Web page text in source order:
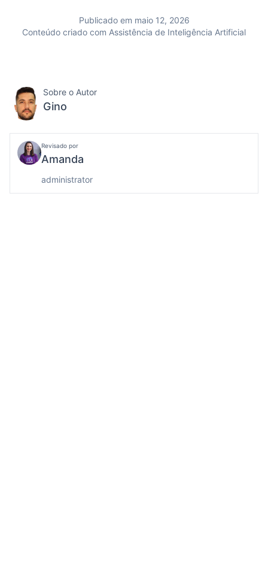
Publicado em maio 12, 2026
Conteúdo criado com Assistência de Inteligência Artificial
Sobre o Autor
Gino
Revisado por
Amanda
administrator